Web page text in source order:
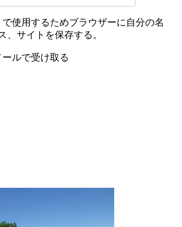
使用するためブラウザーに自分の名
、サイトを保存する。
ルで受け取る